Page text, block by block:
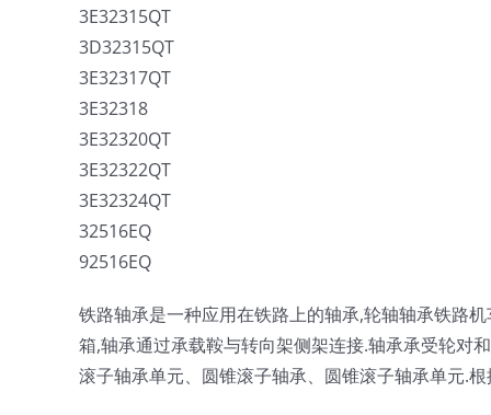
3E32315QT
3D32315QT
3E32317QT
3E32318
3E32320QT
3E32322QT
3E32324QT
32516EQ
92516EQ
铁路轴承是一种应用在铁路上的轴承,轮轴轴承铁路
箱,轴承通过承载鞍与转向架侧架连接.轴承承受轮对
滚子轴承单元、圆锥滚子轴承、圆锥滚子轴承单元.